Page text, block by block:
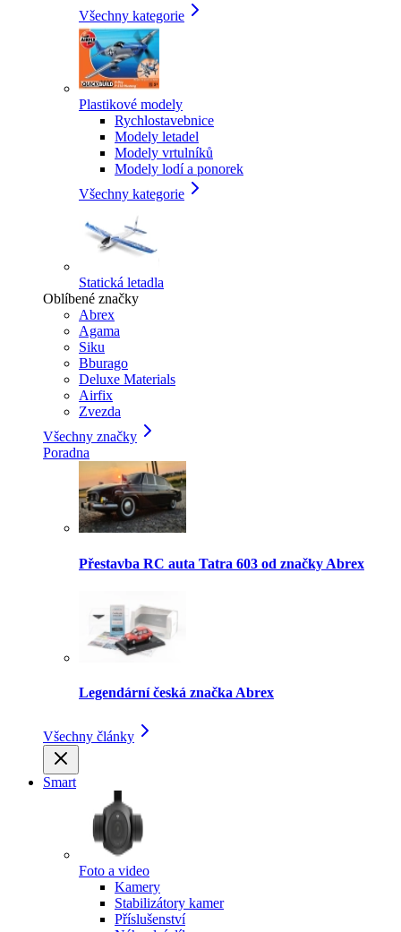
Všechny kategorie
Plastikové modely
Rychlostavebnice
Modely letadel
Modely vrtulníků
Modely lodí a ponorek
Všechny kategorie
Statická letadla
Oblíbené značky
Abrex
Agama
Siku
Bburago
Deluxe Materials
Airfix
Zvezda
Všechny značky
Poradna
Přestavba RC auta Tatra 603 od značky Abrex
Legendární česká značka Abrex
Všechny články
Smart
Foto a video
Kamery
Stabilizátory kamer
Příslušenství